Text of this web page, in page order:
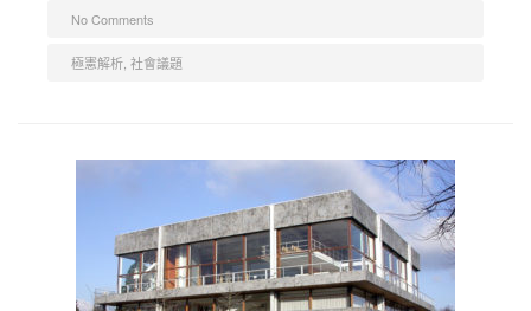
No Comments
極憲解析, 社會議題